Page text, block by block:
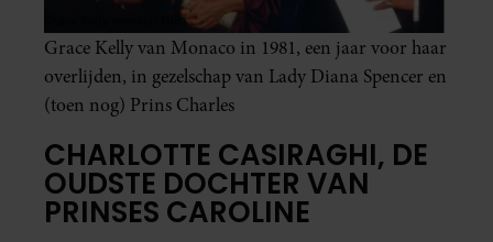
Grace Kelly van Monaco in 1981, een jaar voor haar
overlijden, in gezelschap van Lady Diana Spencer en
(toen nog) Prins Charles
CHARLOTTE CASIRAGHI, DE
OUDSTE DOCHTER VAN
PRINSES CAROLINE